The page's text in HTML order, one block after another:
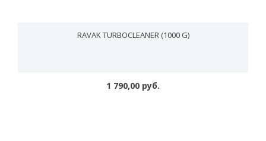
RAVAK TURBOCLEANER (1000 G)
1 790,00 руб.